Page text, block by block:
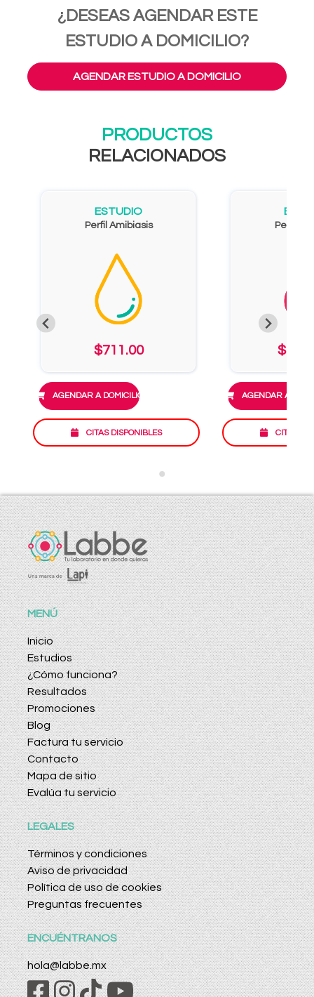
¿DESEAS AGENDAR ESTE
ESTUDIO A DOMICILIO?
AGENDAR ESTUDIO A DOMICILIO
PRODUCTOS
RELACIONADOS
ESTUDIO
Perfil Amibiasis
$711.00
AGENDAR A DOMICILIO
CITAS DISPONIBLES
Perfil
AGENDAR A
CITAS
MENÚ
Inicio
Estudios
¿Cómo funciona?
Resultados
Promociones
Blog
Factura tu servicio
Contacto
Mapa de sitio
Evalúa tu servicio
LEGALES
Términos y condiciones
Aviso de privacidad
Política de uso de cookies
Preguntas frecuentes
ENCUÉNTRANOS
hola@labbe.mx